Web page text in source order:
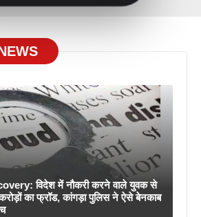
विदेश में नौकरी करने वाले युवक से
का फ्रॉड, कांगड़ा पुलिस ने ऐसे बेनकाब